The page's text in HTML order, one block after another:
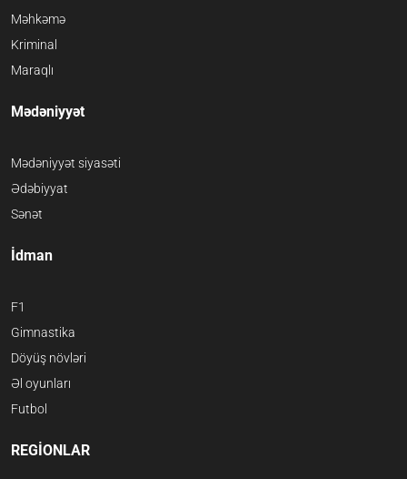
Məhkəmə
Kriminal
Maraqlı
Mədəniyyət
Mədəniyyət siyasəti
Ədəbiyyat
Sənət
İdman
F1
Gimnastika
Döyüş növləri
Əl oyunları
Futbol
REGİONLAR